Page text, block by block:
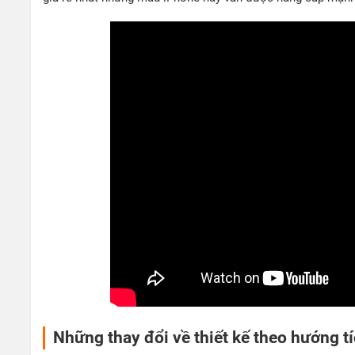
Những thay đổi về thiết kế theo hướng